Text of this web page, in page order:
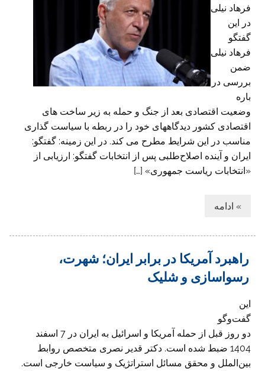
فرهاد نیلی
در این
گفتگو
فرهاد نیلی
ضمن
بررسی در
باره
وضعیت اقتصادی بعد از جنگ و حمله به زیر ساخت های
اقتصادی کشور دیدگاههای خود را در ربطه با سیاست گذاری
مناسب در این شرایط مطرح می کند. در این زمینه: گفتگو:
ایران و آینده اصلاح‌طلبی پس از انتخابات گفتگو: ارزیابی از
«انتخابات ریاست جمهوری» […]
» ادامه
راهبرد آمریکا در برابر ایران؛ شهرت،
رسواسازی و شلیک
این
گفت‌وگو
دو روز قبل از حمله آمریکا و اسرائیل به ایران در 7 اسفند
1404 ضبط شده است. دکتر قدیر نصری متخصص روابط
بین‌الملل و محقق مسائل استراتژیک و سیاست خارجی است.